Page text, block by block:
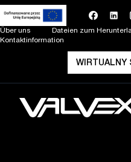
Über uns Dateien zum
Kontaktinformation
WIRTUALNY